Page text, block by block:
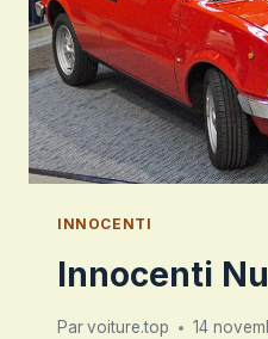
INNOCENTI
Innocenti
Parvoiture.top 14